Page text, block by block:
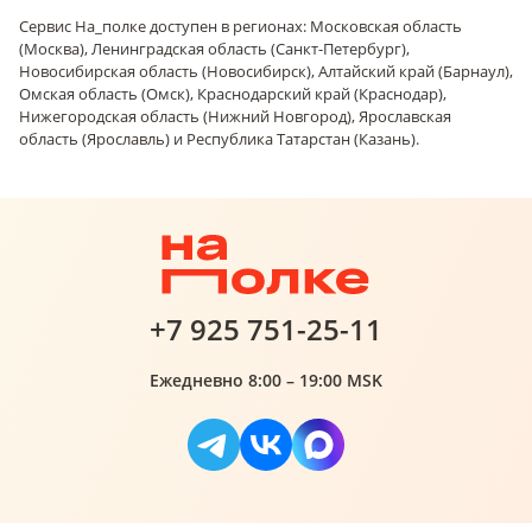
Сервис На_полке доступен в регионах: Московская область
(Москва), Ленинградская область (Санкт-Петербург),
Новосибирская область (Новосибирск), Алтайский край (Барнаул),
Омская область (Омск), Краснодарский край (Краснодар),
Нижегородская область (Нижний Новгород), Ярославская
область (Ярославль) и Республика Татарстан (Казань).
+7 925 751-25-11
Ежедневно 8:00 – 19:00 MSK